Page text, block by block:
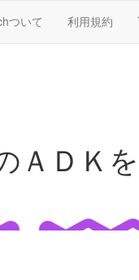
ついて 利用規約
ＡＤＫ